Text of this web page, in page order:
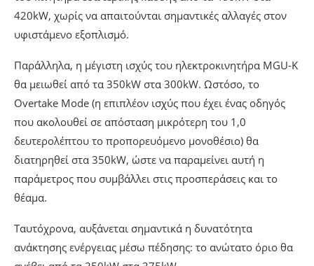
420kW, χωρίς να απαιτούνται σημαντικές αλλαγές στον
υφιστάμενο εξοπλισμό.
Παράλληλα, η μέγιστη ισχύς του ηλεκτροκινητήρα MGU-K
θα μειωθεί από τα 350kW στα 300kW. Ωστόσο, το
Overtake Mode (η επιπλέον ισχύς που έχει ένας οδηγός
που ακολουθεί σε απόσταση μικρότερη του 1,0
δευτερολέπτου το προπορευόμενο μονοθέσιο) θα
διατηρηθεί στα 350kW, ώστε να παραμείνει αυτή η
παράμετρος που συμβάλλει στις προσπεράσεις και το
θέαμα.
Ταυτόχρονα, αυξάνεται σημαντικά η δυνατότητα
ανάκτησης ενέργειας μέσω πέδησης: το ανώτατο όριο θα